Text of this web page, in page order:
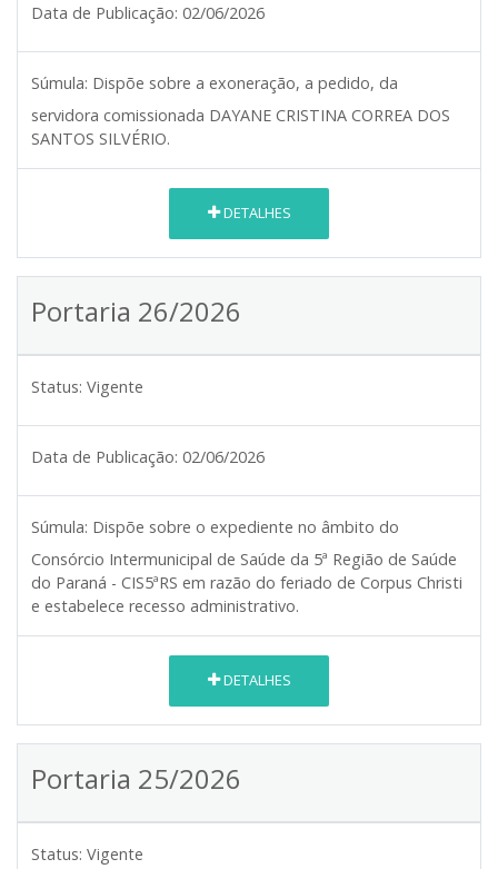
Data de Publicação: 02/06/2026
Súmula: Dispõe sobre a exoneração, a pedido, da
servidora comissionada DAYANE CRISTINA CORREA DOS
SANTOS SILVÉRIO.
DETALHES
Portaria 26/2026
Status: Vigente
Data de Publicação: 02/06/2026
Súmula: Dispõe sobre o expediente no âmbito do
Consórcio Intermunicipal de Saúde da 5ª Região de Saúde
do Paraná - CIS5ªRS em razão do feriado de Corpus Christi
e estabelece recesso administrativo.
DETALHES
Portaria 25/2026
Status: Vigente